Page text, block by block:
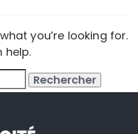
you’re looking for.
help.